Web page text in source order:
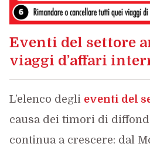
Eventi del settore
viaggi d’affari
L’elenco degli eventi del
causa dei timori di
continua a crescere: dal